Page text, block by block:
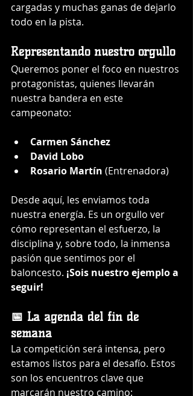
cargadas y muchas ganas de dejarlo
todo en la pista.
Representando nuestro orgullo
Queremos poner el foco en nuestros
protagonistas, quienes llevarán
nuestra bandera en este
campeonato:
Carmen Sánchez
David Lobo
Rosario Martín (Entrenadora)
Desde aquí, les enviamos toda
nuestra energía. Es un orgullo ver
cómo representan el esfuerzo, la
disciplina y, sobre todo, la inmensa
pasión que sentimos por el
baloncesto. ¡Sois nuestro ejemplo a
seguir!
📅 La agenda del fin de
semana
La competición será intensa, pero
estamos listos para el desafío. Estos
son los encuentros clave que
marcarán nuestro camino: